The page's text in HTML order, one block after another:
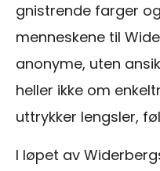
gnistrende farger
menneskene til
anonyme, uten
heller ikke om
uttrykker lengsler,
I løpet av